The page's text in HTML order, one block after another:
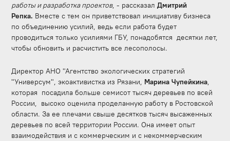
работы и разработка проектов, - рассказалДмитрий
Репка. Вместе с тем он приветствовал инициативу бизнеса
по объединению усилий, ведь если работа будет
проводиться только усилиями ГБУ, понадобятся десятки лет,
чтобы обновить и расчистить все лесополосы.
Директор АНО "Агентство экологических стратегий
"Универсум", экоактивистка из Рязани, Марина Чупейкина,
которая посадила больше семисот тысяч деревьев по всей
России, высоко оценила проделанную работу в Ростовской
области. За ее плечами свыше десятков тысяч высаженных
деревьев по всей территории России. Она имеет опыт
взаимодействия и с коммерческим и с некоммерческим